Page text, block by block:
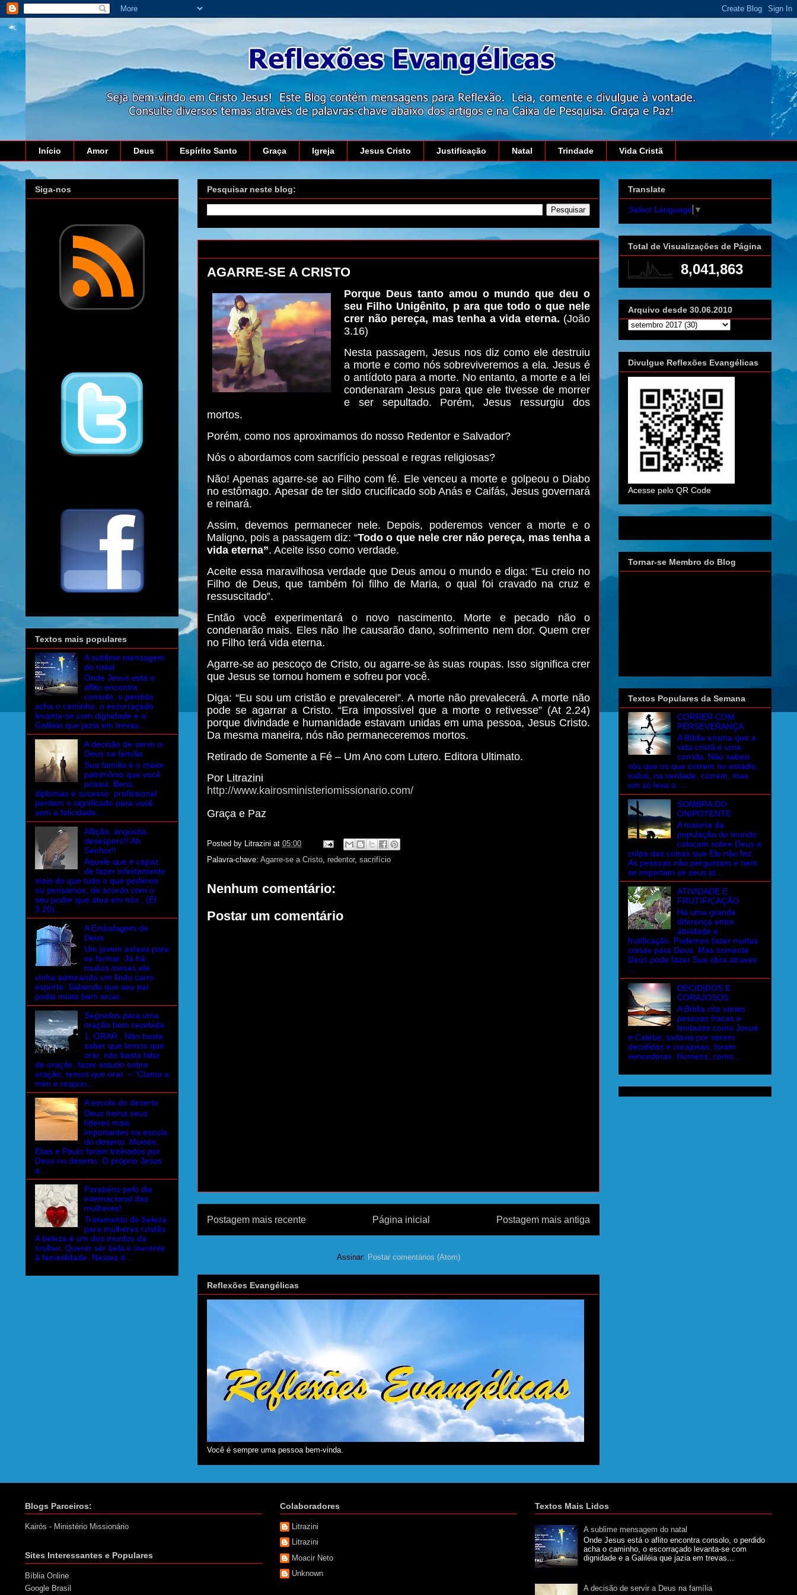
Início Amor Deus Espírito Santo Graça Igreja Jesus Cristo Justificação Natal Trindade Vida Cristã
Pesquisar neste blog:
AGARRE-SE A CRISTO
Porque Deus tanto amou o mundo que deu o
seu Filho Unigênito, p ara que todo o que nele
crer não pereça, mas tenha a vida eterna. (João
3.16)
Nesta passagem, Jesus nos diz como ele destruiu
a morte e como nós sobreviveremos a ela. Jesus é
o antídoto para a morte. No entanto, a morte e a lei
condenaram Jesus para que ele tivesse de morrer
e ser sepultado. Porém, Jesus ressurgiu dos
mortos.
Porém, como nos aproximamos do nosso Redentor e Salvador?
Nós o abordamos com sacrifício pessoal e regras religiosas?
Não! Apenas agarre-se ao Filho com fé. Ele venceu a morte e golpeou o Diabo
no estômago. Apesar de ter sido crucificado sob Anás e Caifás, Jesus governará
e reinará.
Assim, devemos permanecer nele. Depois, poderemos vencer a morte e o
Maligno, pois a passagem diz: “Todo o que nele crer não pereça, mas tenha a
vida eterna”. Aceite isso como verdade.
Aceite essa maravilhosa verdade que Deus amou o mundo e diga: “Eu creio no
Filho de Deus, que também foi filho de Maria, o qual foi cravado na cruz e
ressuscitado”.
Então você experimentará o novo nascimento. Morte e pecado não o
condenarão mais. Eles não lhe causarão dano, sofrimento nem dor. Quem crer
no Filho terá vida eterna.
Agarre-se ao pescoço de Cristo, ou agarre-se às suas roupas. Isso significa crer
que Jesus se tornou homem e sofreu por você.
Diga: “Eu sou um cristão e prevalecerei”. A morte não prevalecerá. A morte não
pode se agarrar a Cristo. “Era impossível que a morte o retivesse” (At 2.24)
porque divindade e humanidade estavam unidas em uma pessoa, Jesus Cristo.
Da mesma maneira, nós não permaneceremos mortos.
Retirado de Somente a Fé – Um Ano com Lutero. Editora Ultimato.
Por Litrazini
http://www.kairosministeriomissionario.com/
Graça e Paz
Posted by Litrazini at 05:00
Palavra-chave: Agarre-se a Cristo, redentor, sacrifício
Nenhum comentário:
Postar um comentário
Postagem mais recente Postagem mais antiga
Página inicial
Assinar: Postar comentários (Atom)
Reflexões Evangélicas
Você é sempre uma pessoa bem-vinda.
Siga-nos
Textos mais populares
A sublime mensagem
do natal
Onde Jesus está o
aflito encontra
consolo, o perdido
acha o caminho, o escorraçado
levanta-se com dignidade e a
Galiléia que jazia em trevas...
A decisão de servir a
Deus na família
Sua família é o maior
patrimônio que você
possui. Bens,
diplomas e sucesso profissional
perdem o significado para você
sem a felicidade...
Aflição, angústia,
desespero!! Ah
Senhor!!
Àquele que é capaz
de fazer infinitamente
mais do que tudo o que pedimos
ou pensamos, de acordo com o
seu poder que atua em nós . (Ef.
3.20)...
A Embalagem de
Deus
Um jovem estava para
se formar. Já há
muitos meses ele
vinha admirando um lindo carro
esporte. Sabendo que seu pai
podia muito bem arcar...
Segredos para uma
oração bem recebida
1. ORAR . Não basta
saber que temos que
orar, não basta falar
de oração, fazer estudo sobre
oração, temos que orar. – “Clama a
mim e respon...
A escola do deserto
Deus treina seus
líderes mais
importantes na escola
do deserto. Moisés,
Elias e Paulo foram treinados por
Deus no deserto. O próprio Jesus
a...
Parabéns pelo dia
internacional das
mulheres!
Tratamento de beleza
para mulheres cristãs
A beleza é um dos triunfos da
mulher. Querer ser bela é inerente
à feminilidade. Nestes d...
Translate
Select Language ▼
Total de Visualizações de Página
8,041,863
Arquivo desde 30.06.2010
Divulgue Reflexões Evangélicas
Acesse pelo QR Code
Tornar-se Membro do Blog
Textos Populares da Semana
CORRER COM
PERSEVERANÇA
A Bíblia ensina que a
vida cristã é uma
corrida. Não sabeis
vós que os que correm no estádio,
todos, na verdade, correm, mas
um só leva o ...
SOMBRA DO
ONIPOTENTE
A maioria da
população do mundo
colocam sobre Deus a
culpa das coisas que Ele não fez.
As pessoas não perguntam e nem
se importam se seus at...
ATIVIDADE E
FRUTIFICAÇÃO
Há uma grande
diferença entre
atividade e
frutificação. Podemos fazer muitas
coisas para Deus. Mas somente
Deus pode fazer Sua obra através
DECIDIDOS E
CORAJOSOS
A Bíblia cita várias
pessoas fracas e
limitadas como Josué
e Calebe, todavia por serem
decididas e corajosas, foram
vencedoras. Homens, como...
Blogs Parceiros:
Kairós - Ministério Missionário
Sites Interessantes e Populares
Bíblia Online
Google Brasil
Colaboradores
Litrazini
Litrazini
Moacir Neto
Unknown
Textos Mais Lidos
A sublime mensagem do natal
Onde Jesus está o aflito encontra consolo, o perdido
acha o caminho, o escorraçado levanta-se com
dignidade e a Galiléia que jazia em trevas...
A decisão de servir a Deus na família